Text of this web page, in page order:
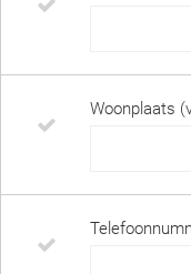
Woonplaats